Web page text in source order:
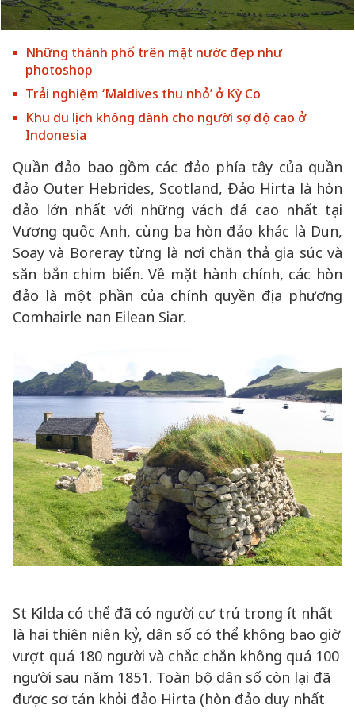
Những thành phố trên mặt nước đẹp như
photoshop
Trải nghiệm ‘Maldives thu nhỏ’ ở Kỳ Co
Khu du lịch không dành cho người sợ độ cao ở
Indonesia
Quần đảo bao gồm các đảo phía tây của quần
đảo Outer Hebrides, Scotland, Đảo Hirta là hòn
đảo lớn nhất với những vách đá cao nhất tại
Vương quốc Anh, cùng ba hòn đảo khác là Dun,
Soay và Boreray từng là nơi chăn thả gia súc và
săn bắn chim biển. Về mặt hành chính, các hòn
đảo là một phần của chính quyền địa phương
Comhairle nan Eilean Siar.
St Kilda có thể đã có người cư trú trong ít nhất
là hai thiên niên kỷ, dân số có thể không bao giờ
vượt quá 180 người và chắc chắn không quá 100
người sau năm 1851. Toàn bộ dân số còn lại đã
được sơ tán khỏi đảo Hirta (hòn đảo duy nhất